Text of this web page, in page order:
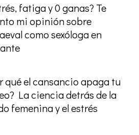
fatiga y 0 ganas? Te
mi opinión sobre
como sexóloga en
qué el cansancio apaga tu
La ciencia detrás de la
femenina y el estrés